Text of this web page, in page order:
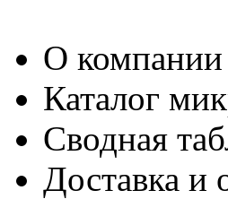
О компании
Каталог
Сводная
Доставка и